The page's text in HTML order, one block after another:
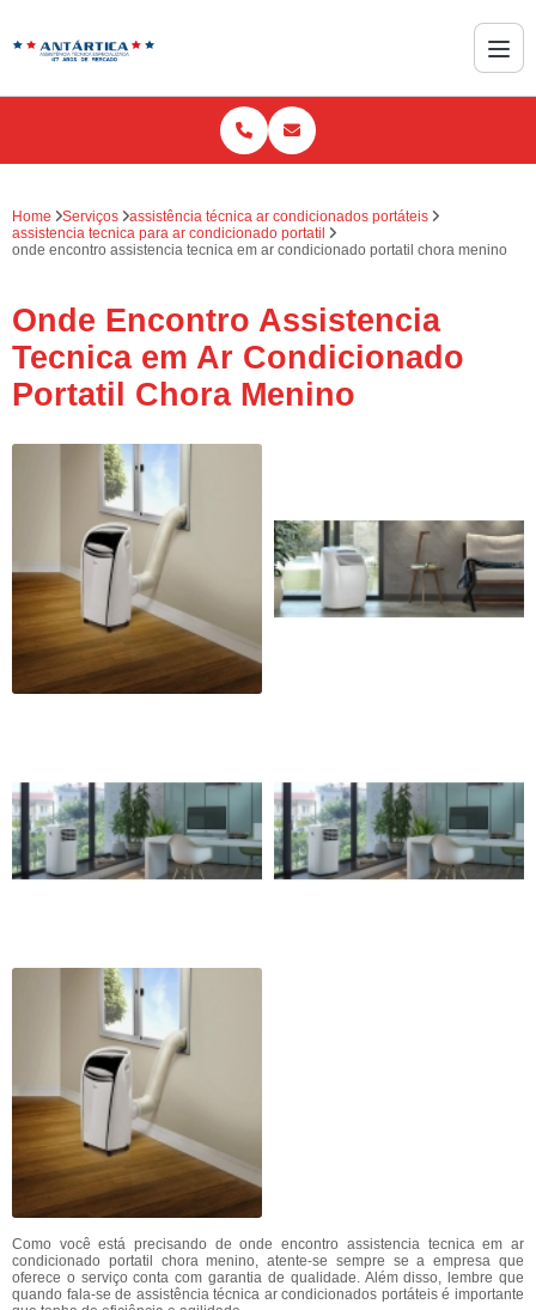
Home Serviços
assistência técnica ar condicionados portáteis
assistencia tecnica para ar condicionado portatil
onde encontro assistencia tecnica em ar condicionado portatil chora menino
Onde Encontro Assistencia
Tecnica em Ar Condicionado
Portatil Chora Menino
Como você está precisando de onde encontro assistencia tecnica em ar
condicionado portatil chora menino, atente-se sempre se a empresa que
oferece o serviço conta com garantia de qualidade. Além disso, lembre que
quando fala-se de assistência técnica ar condicionados portáteis é importante